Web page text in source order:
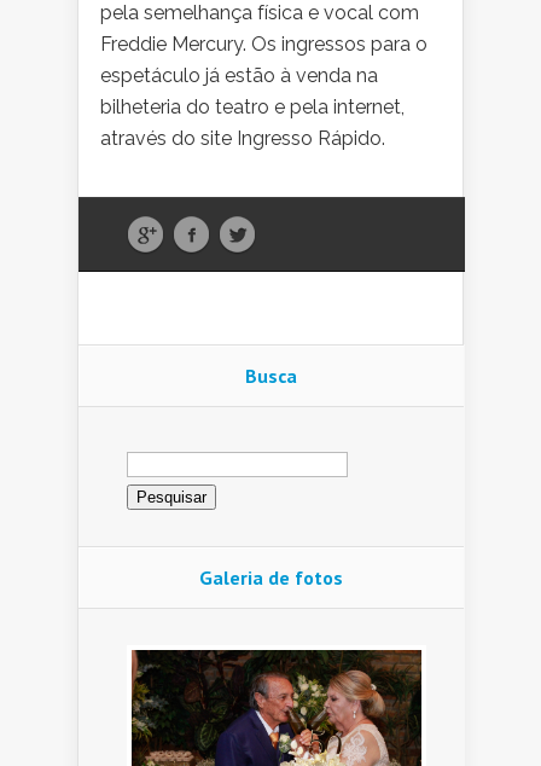
pela semelhança física e vocal com
Freddie Mercury. Os ingressos para o
espetáculo já estão à venda na
bilheteria do teatro e pela internet,
através do site Ingresso Rápido.
Busca
Pesquisar
por:
Galeria de fotos